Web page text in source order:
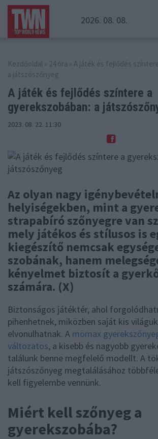
2026. 08. 08.
Kezdőoldal » 24 óra » A játék és fejlődés
a játszószőnyeg
A játék és fejlődés színtere a
gyerekszobában: a
2023. 08. 22. 11:30
Az olyan nagy
helyiségekben, mint a
strapabíró szőnyegre van
mely játékos és stílusos is
kiegészítő nemcsak
szobának, hanem
kényelmet biztosít a
számára. (X)
Biztonságos játéktér, ahol
pihenhetnek, miközben saját kis
elvonulhatnak. A mömax
változatos, a kisebb és nagyobb
találunk benne megfelelő modellt. A
játszószőnyeg megtalálásához
kell figyelembe vennünk.
Miért kell szőnyeg a
gyerekszobába?